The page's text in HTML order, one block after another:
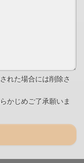
れた場合には削除さ
かじめご了承願いま